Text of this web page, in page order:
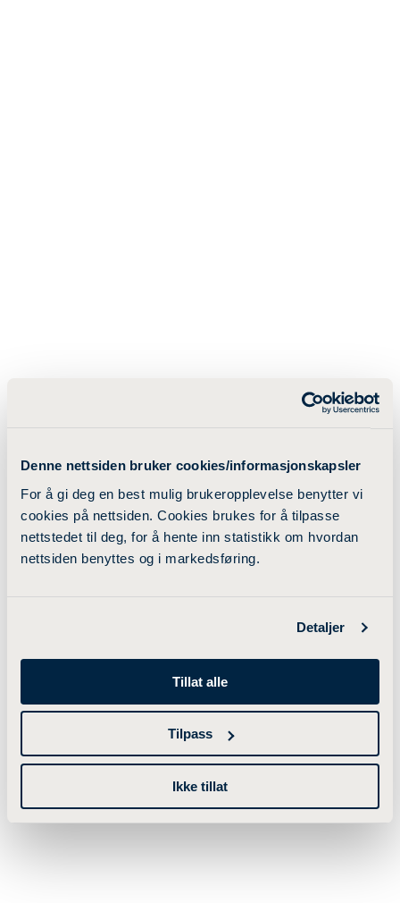
Denne nettsiden bruker cookies/informasjonskapsler
For å gi deg en best mulig brukeropplevelse benytter vi
cookies på nettsiden. Cookies brukes for å tilpasse
nettstedet til deg, for å hente inn statistikk om hvordan
nettsiden benyttes og i markedsføring.
Detaljer
Tillat alle
Tilpass
Ikke tillat